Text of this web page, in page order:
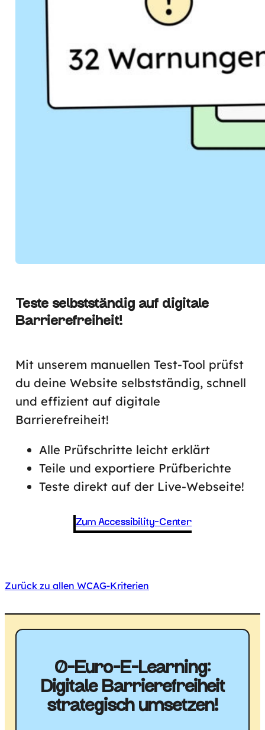
Teste selbstständig auf digitale
Barrierefreiheit!
Mit unserem manuellen Test-Tool prüfst
du deine Website selbstständig, schnell
und effizient auf digitale
Barrierefreiheit!
Alle Prüfschritte leicht erklärt
Teile und exportiere Prüfberichte
Teste direkt auf der Live-Webseite!
Zum Accessibility-Center
Zurück zu allen WCAG-Kriterien
0-Euro-E-Learning:
Digitale Barriere­freiheit
strategisch umsetzen!